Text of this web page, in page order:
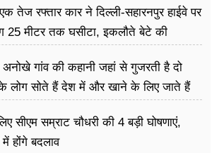
तेज रफ्तार कार ने दिल्ली-सहारनपुर हाईवे पर
25 मीटर तक घसीटा, इकलौते बेटे की
गांव की कहानी जहां से गुजरती है दो
के लोग सोते हैं देश में और खाने के लिए जाते हैं
सीएम सम्राट चौधरी की 4 बड़ी घोषणाएं,
में होंगे बदलाव